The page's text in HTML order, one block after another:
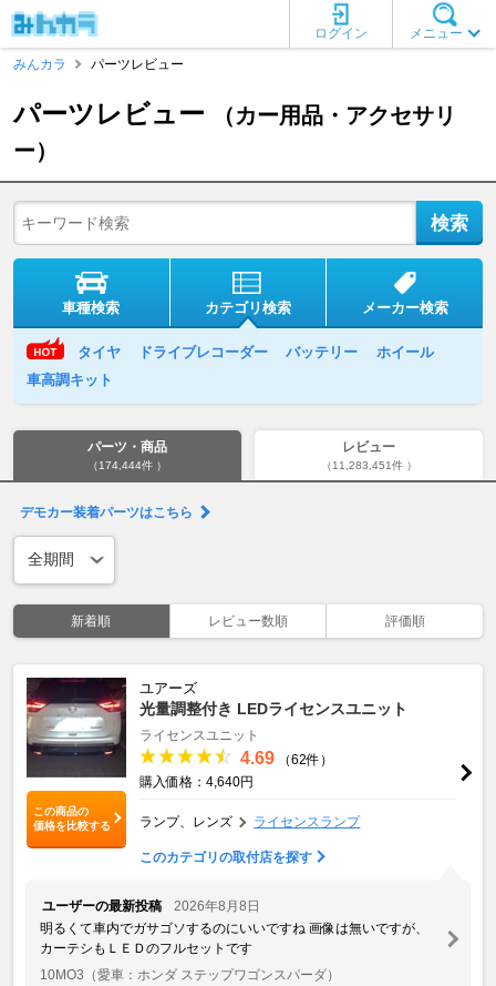
メニュー
ログイン
みんカラ
パーツレビュー
パーツレビュー
（カー用品・アクセサリ
ー）
車種検索 カテゴリ検索 メーカー検索
タイヤ ドライブレコーダー バッテリー
ホイール
車高調キット
パーツ・商品
（174,444件 ）
レビュー
（11,283,451件 ）
デモカー装着パーツはこちら
新着順 レビュー数順 評価順
この商品の
価格を比較する
ユアーズ
光量調整付き LEDライセンスユニット
ライセンスユニット
4.69
（62件）
購入価格：4,640円
ランプ、レンズ ライセンスランプ
このカテゴリの取付店を探す
ユーザーの最新投稿
2026年8月8日
明るくて車内でガサゴソするのにいいですね 画像は無いですが、
カーテシもＬＥＤのフルセットです
10MO3 （愛車：ホンダ ステップワゴンスパーダ）